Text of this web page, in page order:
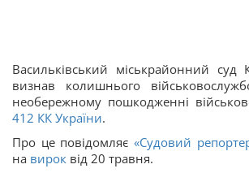
Васильківський міськрайонний суд
визнав колишнього
необережному пошкодженні
412 КК України.
Про це повідомляє «Судовий
на вирок від 20 травня.